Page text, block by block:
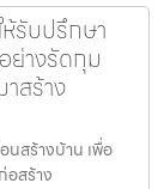
รับปรึกษา
ย่างรัดกุม
สร้าง
นสร้างบ้าน เพื่อ
สร้าง